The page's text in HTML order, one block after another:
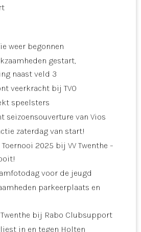
weer begonnen
gestart,
naast veld 3
veerkracht bij TVO
speelsters
seizoensouverture van Vios
zaterdag van start!
2025 bij VV Twenthe –
voor de jeugd
parkeerplaats en
Twenthe bij Rabo Clubsupport
in en tegen Holten